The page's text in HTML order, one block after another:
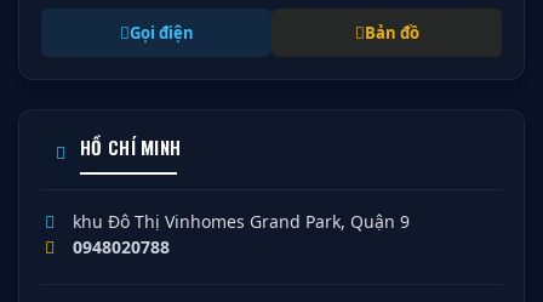
Gọi điện Bản đồ
HỒ CHÍ MINH
khu Đô Thị Vinhomes Grand Park, Quận 9
0948020788